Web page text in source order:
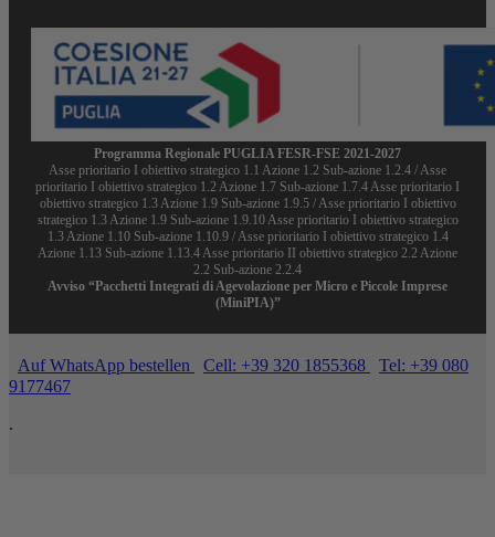
Programma Regionale PUGLIA FESR-FSE 2021-2027
Asse prioritario I obiettivo strategico 1.1 Azione 1.2 Sub-azione 1.2.4 / Asse
prioritario I obiettivo strategico 1.2 Azione 1.7 Sub-azione 1.7.4 Asse prioritario I
obiettivo strategico 1.3 Azione 1.9 Sub-azione 1.9.5 / Asse prioritario I obiettivo
strategico 1.3 Azione 1.9 Sub-azione 1.9.10 Asse prioritario I obiettivo strategico
1.3 Azione 1.10 Sub-azione 1.10.9 / Asse prioritario I obiettivo strategico 1.4
Azione 1.13 Sub-azione 1.13.4 Asse prioritario II obiettivo strategico 2.2 Azione
2.2 Sub-azione 2.2.4
Avviso “Pacchetti Integrati di Agevolazione per Micro e Piccole Imprese
(MiniPIA)”
Auf WhatsApp bestellen Cell: +39 320 1855368
Tel: +39 080
9177467
.